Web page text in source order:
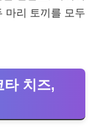
마리 토끼를 모두
타 치즈,